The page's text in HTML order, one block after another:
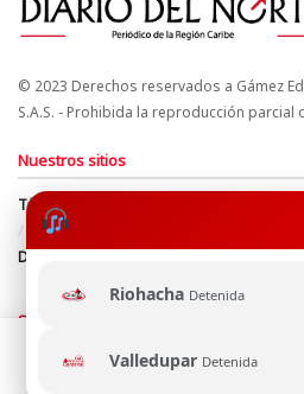
Riohacha Detenida
Valledupar Detenida
© 2023 Derechos reservados a Gámez
S.A.S. - Prohibida la reproducción parcial
Nuestros sitios
Términos y Condiciones
Derechos
Política de uso de cookies
Política
Directrices Editoriales
Síguenos
Esta página web usa cookie para
navegación, al continuar aceptas